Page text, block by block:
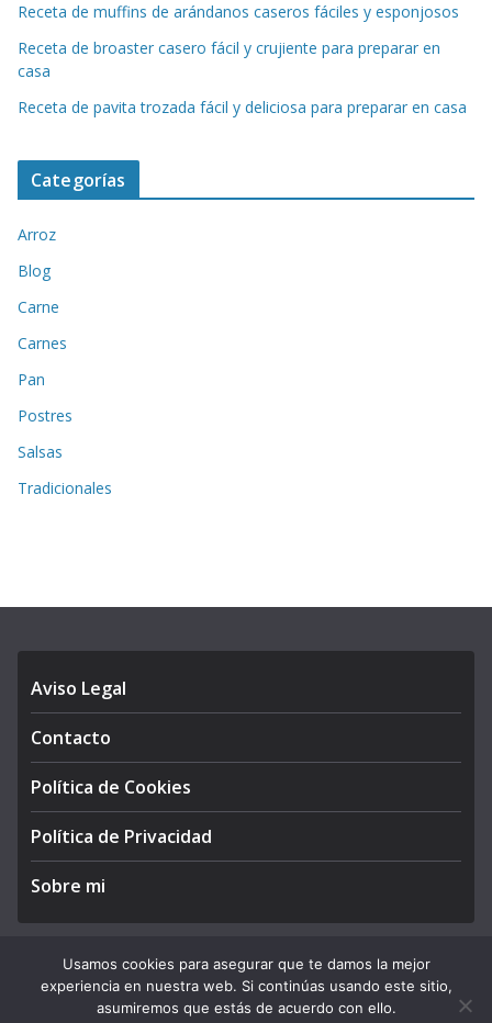
Receta de muffins de arándanos caseros fáciles y esponjosos
Receta de broaster casero fácil y crujiente para preparar en
casa
Receta de pavita trozada fácil y deliciosa para preparar en casa
Categorías
Arroz
Blog
Carne
Carnes
Pan
Postres
Salsas
Tradicionales
Aviso Legal
Contacto
Política de Cookies
Política de Privacidad
Sobre mi
Copyright © 2026APEGA Perú. All rights reserved.
Usamos cookies para asegurar que te damos la mejor
experiencia en nuestra web. Si continúas usando este sitio,
asumiremos que estás de acuerdo con ello.